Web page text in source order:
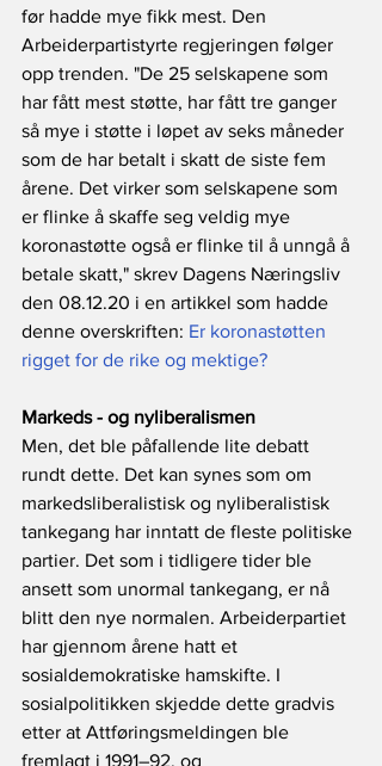
før hadde mye fikk mest. Den
Arbeiderpartistyrte regjeringen følger
opp trenden. "De 25 selskapene som
har fått mest støtte, har fått tre ganger
så mye i støtte i løpet av seks måneder
som de har betalt i skatt de siste fem
årene. Det virker som selskapene som
er flinke å skaffe seg veldig mye
koronastøtte også er flinke til å unngå å
betale skatt," skrev Dagens Næringsliv
den 08.12.20 i en artikkel som hadde
denne overskriften: Er koronastøtten
rigget for de rike og mektige?
Markeds - og nyliberalismen
Men, det ble påfallende lite debatt
rundt dette. Det kan synes som om
markedsliberalistisk og nyliberalistisk
tankegang har inntatt de fleste politiske
partier. Det som i tidligere tider ble
ansett som unormal tankegang, er nå
blitt den nye normalen. Arbeiderpartiet
har gjennom årene hatt et
sosialdemokratiske hamskifte. I
sosialpolitikken skjedde dette gradvis
etter at Attføringsmeldingen ble
fremlagt i 1991–92, og